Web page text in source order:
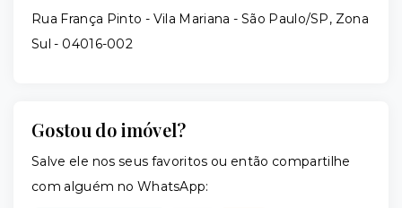
Rua França Pinto - Vila Mariana - São Paulo/SP, Zona
Sul - 04016-002
Gostou do imóvel?
Salve ele nos seus favoritos ou então compartilhe
com alguém no WhatsApp: